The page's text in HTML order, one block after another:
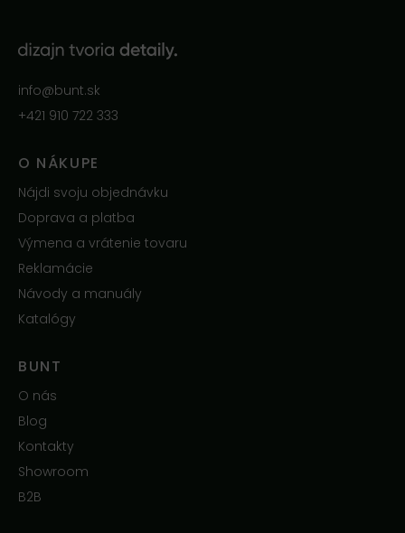
info@bunt.sk
+421 910 722 333
O NÁKUPE
Nájdi svoju objednávku
Doprava a platba
Výmena a vrátenie tovaru
Reklamácie
Návody a manuály
Katalógy
BUNT
O nás
Blog
Kontakty
Showroom
B2B